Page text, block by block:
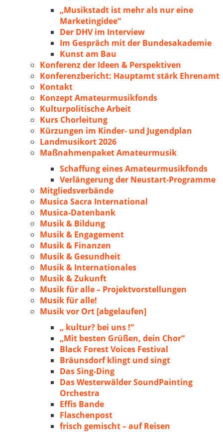
„Musikstadt ist mehr als nur eine
Marketingidee“
Der DHV im Interview
Im Gespräch mit der Bundesakademie
Kunst am Bau
Konferenz der Ideen & Perspektiven
Konferenzbericht: Hauptamt stärk Ehrenamt
Kontakt
Konzept Amateurmusikfonds
Kulturpolitische Arbeit
Kurs Chorleitung
Kürzungen im Kinder- und Jugendplan
Landmusikort 2026
Maßnahmenpaket Amateurmusik
Schaffung eines Amateurmusikfonds
Verlängerung der Neustart-Programme
Mitgliedsverbände
Musica Sacra International
Musica-Datenbank
Musik & Bildung
Musik & Engagement
Musik & Finanzen
Musik & Gesundheit
Musik & Internationales
Musik & Zukunft
Musik für alle – Projektvorstellungen
Musik für alle!
Musik vor Ort [abgelaufen]
„ kultur? bei uns !“
„Mit besten Grüßen, dein Chor“
Black Forest Voices Festival
Bräunsdorf klingt und singt
Das Sing-Ding
Das Westerwälder SoundPainting
Orchestra
Effis Bande
Flaschenpost
frisch gemischt – auf Reisen